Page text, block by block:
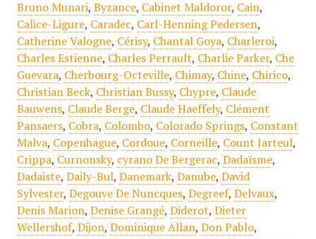
Bruno Munari, Byzance, Cabinet Maldoror, Cain,
Calice-Ligure, Caradec, Carl-Henning Pedersen,
Catherine Valogne, Cérisy, Chantal Goya, Charleroi,
Charles Estienne, Charles Perrault, Charlie Parker, Che
Guevara, Cherbourg-Octeville, Chimay, Chine, Chirico,
Christian Beck, Christian Bussy, Chypre, Claude
Bauwens, Claude Berge, Claude Haeffely, Clément
Pansaers, Cobra, Colombo, Colorado Springs, Constant
Malva, Copenhague, Cordoue, Corneille, Count Jarteul,
Crippa, Curnonsky, cyrano De Bergerac, Dadaïsme,
Dadaiste, Daily-Bul, Danemark, Danube, David
Sylvester, Degouve De Nuncques, Degreef, Delvaux,
Denis Marion, Denise Grangé, Diderot, Dieter
Wellershof, Dijon, Dominique Allan, Don Pablo,